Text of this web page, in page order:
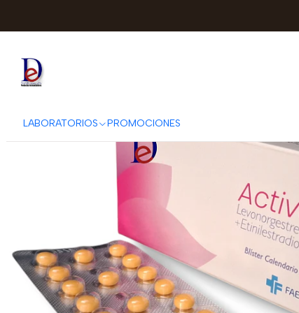
LABORATORIOS PROMOCIONES